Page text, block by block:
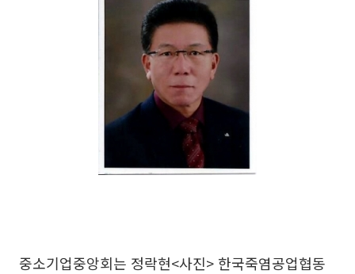
중소기업중앙회는 정락현<사진> 한국죽염공업협동